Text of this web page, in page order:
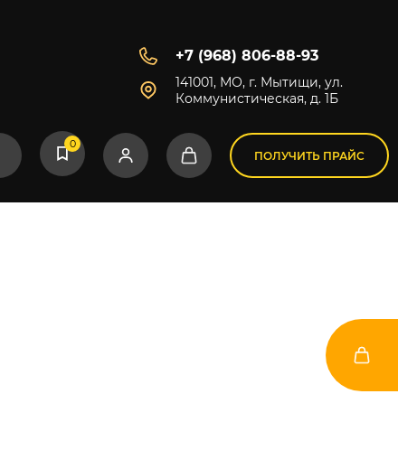
+7 (968) 806-88-93
141001, МО, г. Мытищи, ул.
Коммунистическая, д. 1Б
0
ПОЛУЧИТЬ ПРАЙС